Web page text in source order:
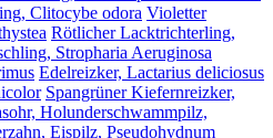
Clitocybe odora Violetter
Rötlicher Lacktrichterling,
Stropharia Aeruginosa
Edelreizker, Lactarius deliciosus
Spangrüner Kiefernreizker,
Holunderschwammpilz,
Eispilz, Pseudohydnum